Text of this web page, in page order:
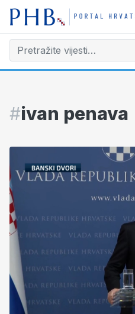
#ivan penava